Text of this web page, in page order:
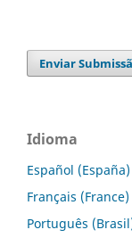
Enviar
Idioma
Español (España)
Français (France)
Português